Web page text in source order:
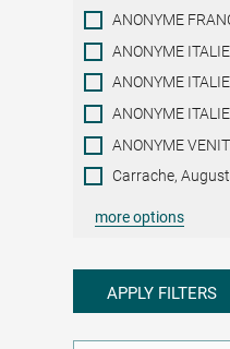
ANONYME
ANONYME
ANONYME
ANONYME
ANONYME
Carrache,
more options
APPLY FILTERS